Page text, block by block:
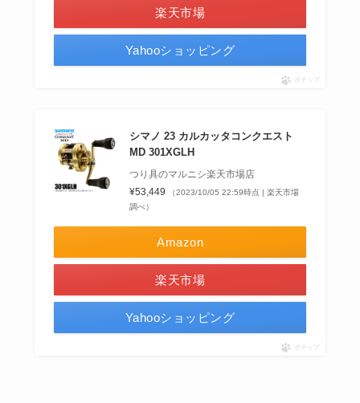
楽天市場
Yahooショッピング
ポチップ
シマノ 23 カルカッタコンクエスト
MD 301XGLH
つり具のマルニシ楽天市場店
¥53,449
（2023/10/05 22:59時点 | 楽天市場
調べ）
Amazon
楽天市場
Yahooショッピング
ポチップ